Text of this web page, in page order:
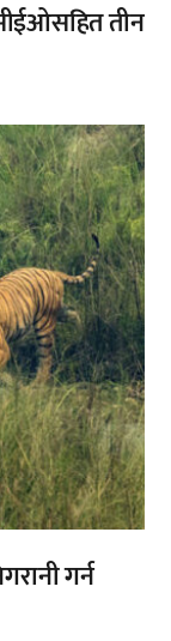
तीन
गर्न